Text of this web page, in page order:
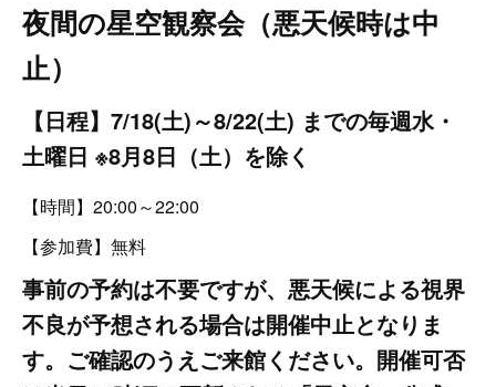
夜間の星空観察会（悪天候時は中
止）
【日程】7/18(土)～8/22(土) までの毎週水・
土曜日 ※8月8日（土）を除く
【時間】20:00～22:00
【参加費】無料
事前の予約は不要ですが、悪天候による視界
不良が予想される場合は開催中止となりま
す。ご確認のうえご来館ください。開催可否